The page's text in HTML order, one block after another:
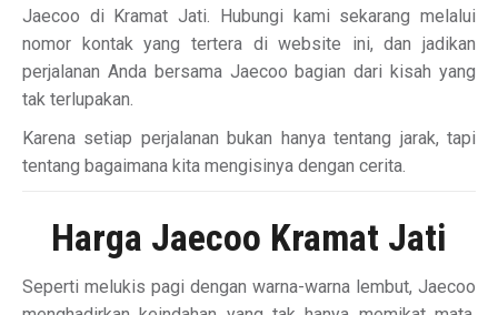
Jaecoo di Kramat Jati. Hubungi kami sekarang melalui
nomor kontak yang tertera di website ini, dan jadikan
perjalanan Anda bersama Jaecoo bagian dari kisah yang
tak terlupakan.
Karena setiap perjalanan bukan hanya tentang jarak, tapi
tentang bagaimana kita mengisinya dengan cerita.
Harga Jaecoo Kramat Jati
Seperti melukis pagi dengan warna-warna lembut, Jaecoo